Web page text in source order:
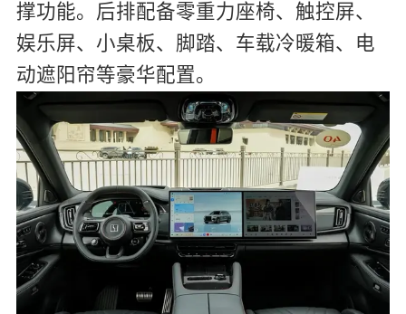
撑功能。后排配备零重力座椅、触控屏、
娱乐屏、小桌板、脚踏、车载冷暖箱、电
动遮阳帘等豪华配置。